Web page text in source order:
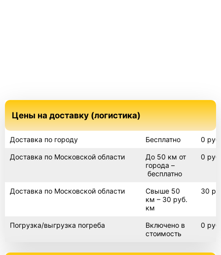
Цены на доставку (логистика)
Доставка по городу Бесплатно 0 руб.
Доставка по Московской области
До 50 км от
города –
бесплатно
0 руб.
Доставка по Московской области
Свыше 50
км – 30 руб.
км
30
Погрузка/выгрузка погреба
Включено в
стоимость
0 руб.